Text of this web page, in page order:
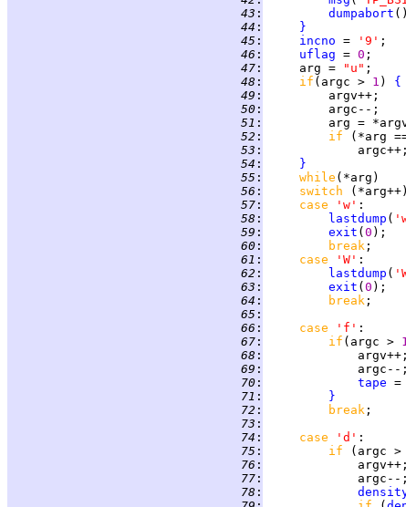
  43
: dumpabort
  44
:
}
  45
: incno = '9'
  46
: uflag = 0
  47
:
     arg =
"u"
  48
: if (argc > 1 ) {
  49
:
  50
:
  51
:
  52
: if (*arg
  53
:
  54
:
}
  55
: while
  56
: switch
  57
: case 'w'
  58
: lastdump (
  59
: exit ( 0
  60
: break
  61
: case 'W'
  62
: lastdump (
  63
: exit ( 0
  64
: break
  65
:
  66
: case 'f'
  67
: if (argc > 1
  68
:
  69
:
  70
: tape
  71
:
}
  72
: break
  73
:
  74
: case 'd'
  75
: if (argc >
  76
:
  77
:
  78
: